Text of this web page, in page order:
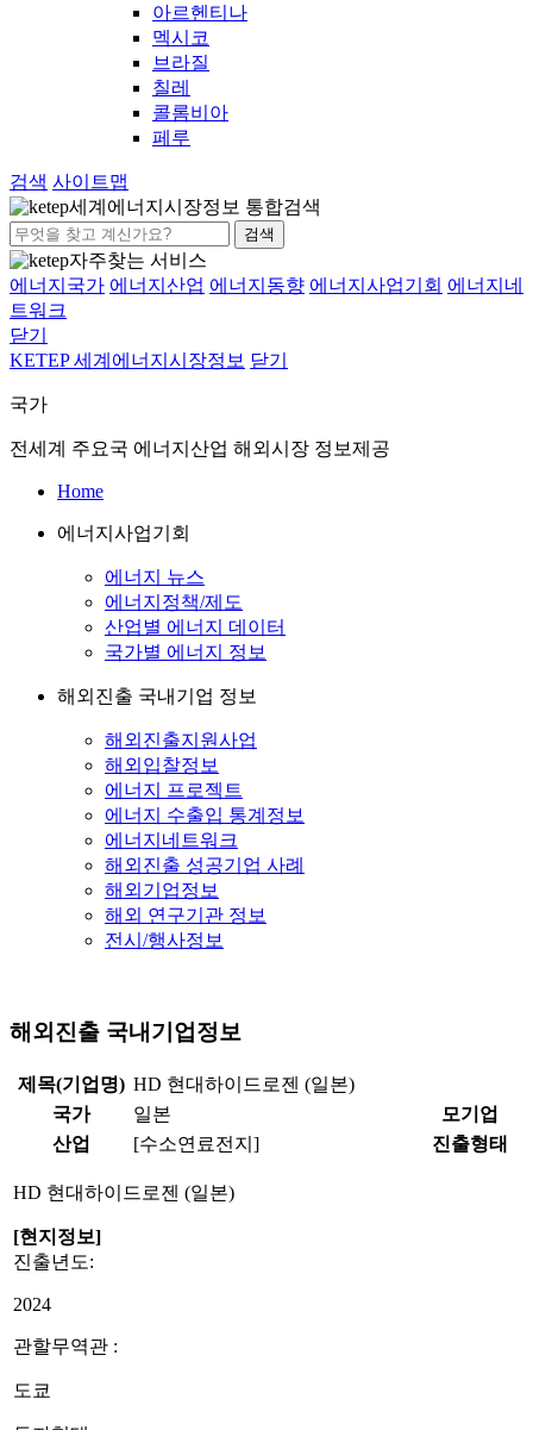
아르헨티나
멕시코
브라질
칠레
콜롬비아
페루
검색 사이트맵
세계에너지시장정보 통합검색
검색
자주찾는 서비스
에너지국가 에너지산업 에너지동향 에너지사업기회 에너지네
트워크
닫기
KETEP 세계에너지시장정보 닫기
국가
전세계 주요국 에너지산업 해외시장 정보제공
Home
에너지사업기회
에너지 뉴스
에너지정책/제도
산업별 에너지 데이터
국가별 에너지 정보
해외진출 국내기업 정보
해외진출지원사업
해외입찰정보
에너지 프로젝트
에너지 수출입 통계정보
에너지네트워크
해외진출 성공기업 사례
해외기업정보
해외 연구기관 정보
전시/행사정보
해외진출 국내기업정보
제목(기업명) HD 현대하이드로젠 (일본)
국가
일본 모기업
산업
[수소연료전지] 진출형태
HD 현대하이드로젠 (일본)
[현지정보]
진출년도:
2024
관할무역관 :
도쿄